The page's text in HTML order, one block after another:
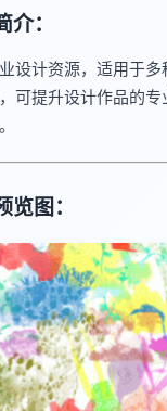
：
设计资源，适用于
可提升设计作品的
图：